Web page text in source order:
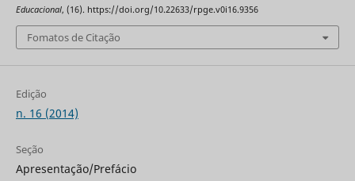
Educacional, (16). https://doi.org/10.22633/rpge.v0i16.9356
Fomatos de Citação
Edição
n. 16 (2014)
Seção
Apresentação/Prefácio